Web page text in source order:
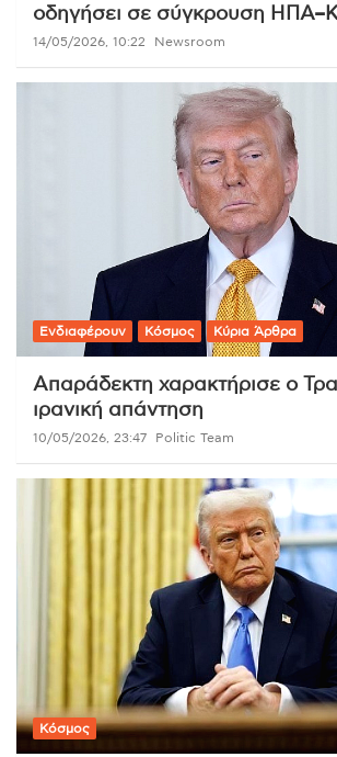
οδηγήσει σε σύγκρουση
14/05/2026, 10:22 Newsroom
Ενδιαφέρουν Κόσμος Κύρια Άρθρα
Απαράδεκτη χαρακτήρισε ο
ιρανική απάντηση
10/05/2026, 23:47 Politic Team
Κόσμος